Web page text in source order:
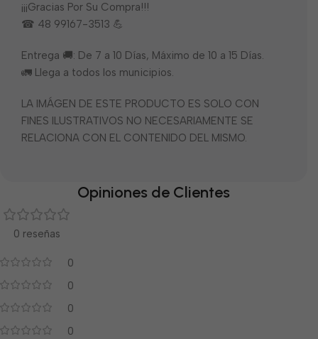
¡¡¡Gracias Por Su Compra!!!
☎ 48 99167-3513 💪
Entrega 🚚: De 7 a 10 Días, Máximo de 10 a 15 Días.
🚛 Llega a todos los municipios.
LA IMÁGEN DE ESTE PRODUCTO ES SOLO CON
FINES ILUSTRATIVOS NO NECESARIAMENTE SE
RELACIONA CON EL CONTENIDO DEL MISMO.
Opiniones de Clientes
0 reseñas
0
0
0
0